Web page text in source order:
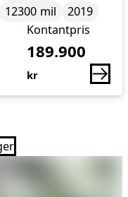
12300 mil
2019
Kontantpris
189.900
kr